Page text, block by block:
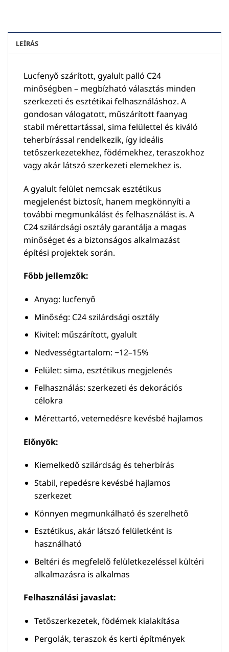
LEÍRÁS
Lucfenyő szárított, gyalult palló C24
minőségben – megbízható választás minden
szerkezeti és esztétikai felhasználáshoz. A
gondosan válogatott, műszárított faanyag
stabil mérettartással, sima felülettel és kiváló
teherbírással rendelkezik, így ideális
tetőszerkezetekhez, födémekhez, teraszokhoz
vagy akár látszó szerkezeti elemekhez is.
A gyalult felület nemcsak esztétikus
megjelenést biztosít, hanem megkönnyíti a
további megmunkálást és felhasználást is. A
C24 szilárdsági osztály garantálja a magas
minőséget és a biztonságos alkalmazást
építési projektek során.
Főbb jellemzők:
Anyag: lucfenyő
Minőség: C24 szilárdsági osztály
Kivitel: műszárított, gyalult
Nedvességtartalom: ~12–15%
Felület: sima, esztétikus megjelenés
Felhasználás: szerkezeti és dekorációs
célokra
Mérettartó, vetemedésre kevésbé hajlamos
Előnyök:
Kiemelkedő szilárdság és teherbírás
Stabil, repedésre kevésbé hajlamos
szerkezet
Könnyen megmunkálható és szerelhető
Esztétikus, akár látszó felületként is
használható
Beltéri és megfelelő felületkezeléssel kültéri
alkalmazásra is alkalmas
Felhasználási javaslat:
Tetőszerkezetek, födémek kialakítása
Pergolák, teraszok és kerti építmények